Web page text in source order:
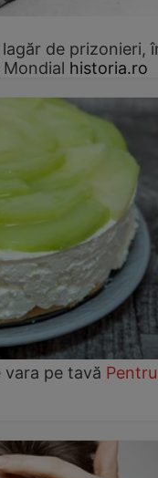
de prizonieri,
historia.ro
pe tavă Pentru